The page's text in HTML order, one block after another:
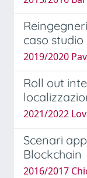
caso
2019/2020
Roll out
2021/2022
Scenari
Blockchain
2016/2017